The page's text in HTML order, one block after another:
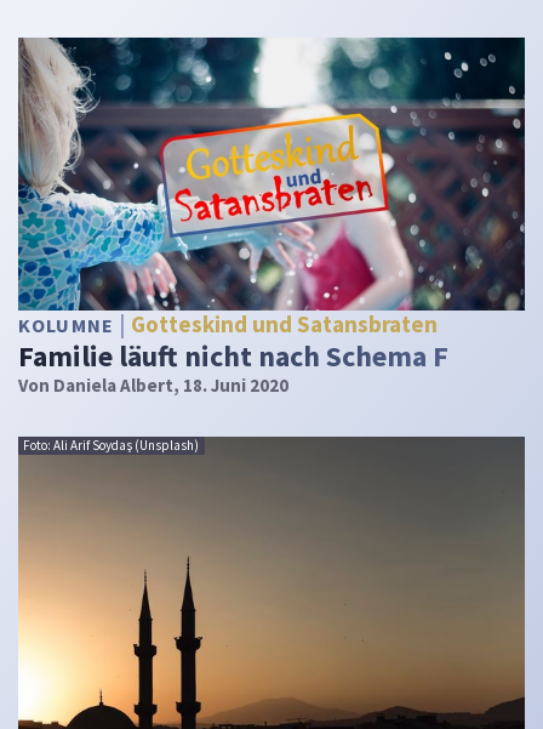
KOLUMNE Gotteskind und Satansbraten
Familie läuft nicht nach Schema F
Von Daniela Albert, 18. Juni 2020
Foto: Ali Arif Soydaş (Unsplash)